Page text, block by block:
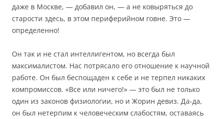
даже в Москве, — добавил он, — а не ковыряться до
старости здесь, в этом периферийном говне. Это —
определенно!
Он так и не стал интеллигентом, но всегда был
максималистом. Нас потрясало его отношение к научной
работе. Он был беспощаден к себе и не терпел никаких
компромиссов. «Все или ничего!» — это был не только
один из законов физиологии, но и Жорин девиз. Да-да,
он был нетерпим к человеческим слабостям, оставаясь